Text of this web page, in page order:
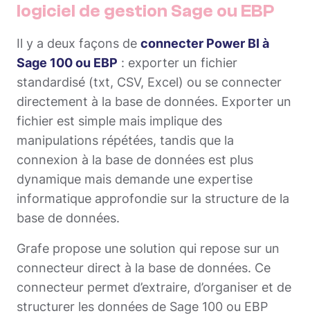
logiciel de gestion Sage ou EBP
Il y a deux façons de connecter Power BI à
Sage 100 ou EBP : exporter un fichier
standardisé (txt, CSV, Excel) ou se connecter
directement à la base de données. Exporter un
fichier est simple mais implique des
manipulations répétées, tandis que la
connexion à la base de données est plus
dynamique mais demande une expertise
informatique approfondie sur la structure de la
base de données.
Grafe propose une solution qui repose sur un
connecteur direct à la base de données. Ce
connecteur permet d’extraire, d’organiser et de
structurer les données de Sage 100 ou EBP